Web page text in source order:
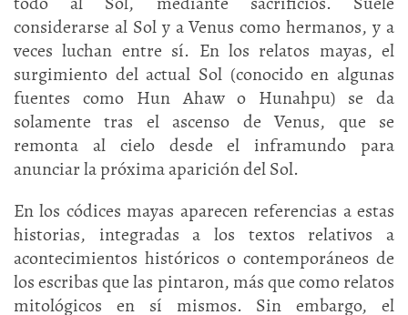
considerarse al Sol y a Venus como hermanos, y a
veces luchan entre sí. En los relatos mayas, el
surgimiento del actual Sol (conocido en algunas
fuentes como Hun Ahaw o Hunahpu) se da
solamente tras el ascenso de Venus, que se
remonta al cielo desde el inframundo para
anunciar la próxima aparición del Sol.
En los códices mayas aparecen referencias a estas
historias, integradas a los textos relativos a
acontecimientos históricos o contemporáneos de
los escribas que las pintaron, más que como relatos
mitológicos en sí mismos. Sin embargo, el